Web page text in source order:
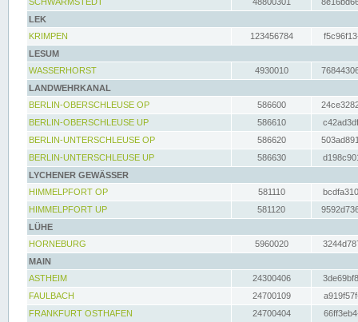
LEK
KRIMPEN
123456784
LESUM
WASSERHORST
4930010
LANDWEHRKANAL
BERLIN-OBERSCHLEUSE OP
586600
BERLIN-OBERSCHLEUSE UP
586610
BERLIN-UNTERSCHLEUSE OP
586620
BERLIN-UNTERSCHLEUSE UP
586630
LYCHENER GEWÄSSER
HIMMELPFORT OP
581110
HIMMELPFORT UP
581120
LÜHE
HORNEBURG
5960020
MAIN
ASTHEIM
24300406
FAULBACH
24700109
FRANKFURT OSTHAFEN
24700404